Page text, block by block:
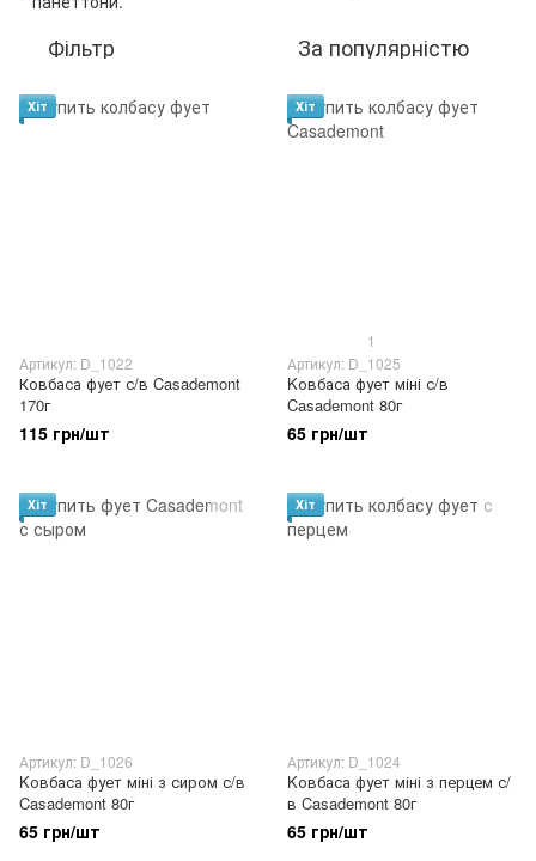
Фільтр За популярністю
Хіт
Артикул: D_1022
Ковбаса фует с/в Casademont
170г
115 грн/шт
Хіт
1
Артикул: D_1025
Kовбаса фует міні с/в
Casademont 80г
65 грн/шт
Хіт
Артикул: D_1026
Kовбаса фует міні з сиром с/в
Casademont 80г
65 грн/шт
Хіт
Артикул: D_1024
Kовбаса фует міні з перцем с/
в Casademont 80г
65 грн/шт